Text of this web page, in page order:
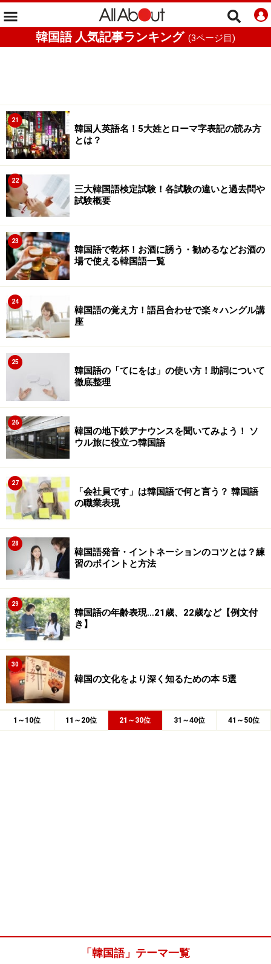
韓国語 人気記事ランキング (3ページ目)
21
韓国人英語名！5大姓とローマ字表記の読み方
とは？
22
三大韓国語検定試験！各試験の違いと過去問や
試験概要
23
韓国語で乾杯！お酒に誘う・勧めるなどお酒の
場で使える韓国語一覧
24
韓国語の覚え方！語呂合わせで楽々ハングル講
座
25
韓国語の「てにをは」の使い方！助詞について
徹底整理
26
韓国の地下鉄アナウンスを聞いてみよう！ ソ
ウル旅に役立つ韓国語
27
「会社員です」は韓国語で何と言う？ 韓国語
の職業表現
28
韓国語発音・イントネーションのコツとは？練
習のポイントと方法
29
韓国語の年齢表現…21歳、22歳など【例文付
き】
30
韓国の文化をより深く知るための本 5選
1～10位 11～20位 21～30位 31～40位 41～50位
「韓国語」テーマ一覧